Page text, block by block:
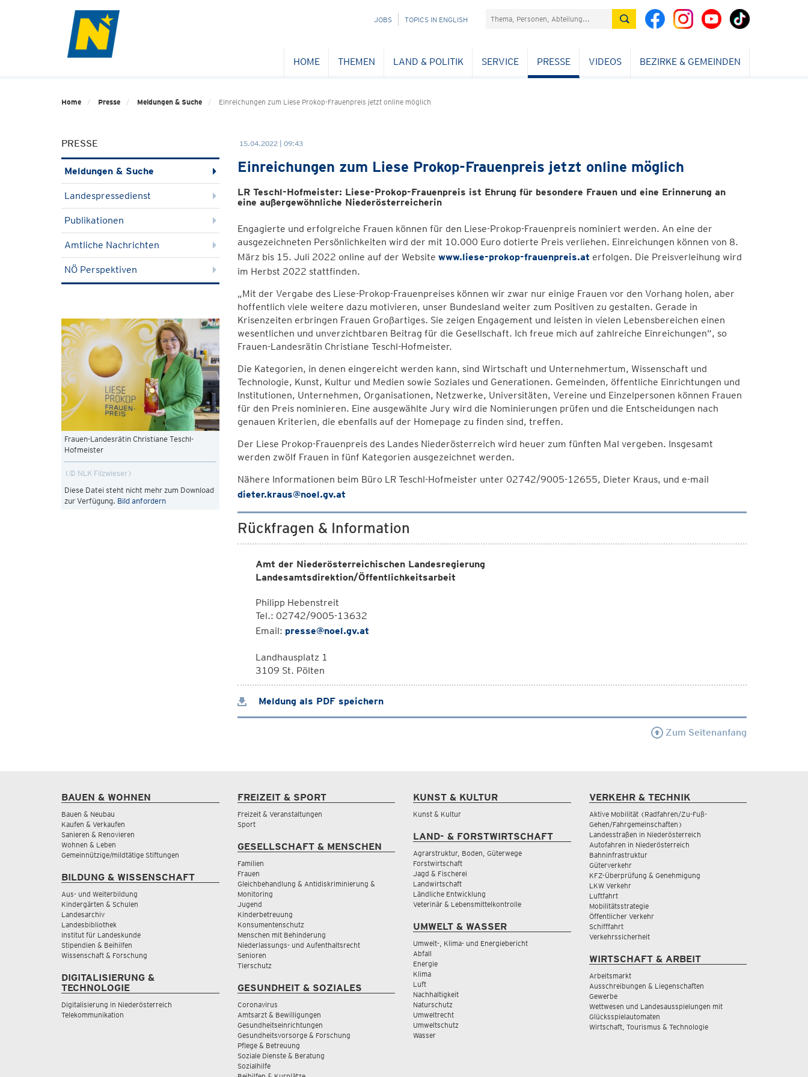
NAVIGATION
JOBS TOPICS IN ENGLISH Suchefeld
HOME THEMEN LAND & POLITIK SERVICE PRESSE VIDEOS BEZIRKE & GEMEINDEN
Home Presse Meldungen & Suche Einreichungen zum Liese Prokop-Frauenpreis jetzt online möglich
PRESSE
Meldungen & Suche
Landespressedienst
Publikationen
Amtliche Nachrichten
NÖ Perspektiven
Frauen-Landesrätin Christiane Teschl-
Hofmeister
© NLK Filzwieser
Diese Datei steht nicht mehr zum Download
zur Verfügung. Bild anfordern
15.04.2022 | 09:43
Einreichungen zum Liese Prokop-Frauenpreis jetzt online möglich
LR Teschl-Hofmeister: Liese-Prokop-Frauenpreis ist Ehrung für besondere Frauen und eine Erinnerung an
eine außergewöhnliche Niederösterreicherin
Engagierte und erfolgreiche Frauen können für den Liese-Prokop-Frauenpreis nominiert werden. An eine der
ausgezeichneten Persönlichkeiten wird der mit 10.000 Euro dotierte Preis verliehen. Einreichungen können von 8.
März bis 15. Juli 2022 online auf der Website www.liese-prokop-frauenpreis.at erfolgen. Die Preisverleihung wird
im Herbst 2022 stattfinden.
„Mit der Vergabe des Liese-Prokop-Frauenpreises können wir zwar nur einige Frauen vor den Vorhang holen, aber
hoffentlich viele weitere dazu motivieren, unser Bundesland weiter zum Positiven zu gestalten. Gerade in
Krisenzeiten erbringen Frauen Großartiges. Sie zeigen Engagement und leisten in vielen Lebensbereichen einen
wesentlichen und unverzichtbaren Beitrag für die Gesellschaft. Ich freue mich auf zahlreiche Einreichungen“, so
Frauen-Landesrätin Christiane Teschl-Hofmeister.
Die Kategorien, in denen eingereicht werden kann, sind Wirtschaft und Unternehmertum, Wissenschaft und
Technologie, Kunst, Kultur und Medien sowie Soziales und Generationen. Gemeinden, öffentliche Einrichtungen und
Institutionen, Unternehmen, Organisationen, Netzwerke, Universitäten, Vereine und Einzelpersonen können Frauen
für den Preis nominieren. Eine ausgewählte Jury wird die Nominierungen prüfen und die Entscheidungen nach
genauen Kriterien, die ebenfalls auf der Homepage zu finden sind, treffen.
Der Liese Prokop-Frauenpreis des Landes Niederösterreich wird heuer zum fünften Mal vergeben. Insgesamt
werden zwölf Frauen in fünf Kategorien ausgezeichnet werden.
Nähere Informationen beim Büro LR Teschl-Hofmeister unter 02742/9005-12655, Dieter Kraus, und e-mail
dieter.kraus@noel.gv.at
Rückfragen & Information
Amt der Niederösterreichischen Landesregierung
Landesamtsdirektion/Öffentlichkeitsarbeit
Philipp Hebenstreit
Tel.: 02742/9005-13632
Email: presse@noel.gv.at
Landhausplatz 1
3109 St. Pölten
Meldung als PDF speichern
Zum Seitenanfang
BAUEN & WOHNEN
Bauen & Neubau
Kaufen & Verkaufen
Sanieren & Renovieren
Wohnen & Leben
Gemeinnützige/mildtätige Stiftungen
BILDUNG & WISSENSCHAFT
Aus- und Weiterbildung
Kindergärten & Schulen
Landesarchiv
Landesbibliothek
Institut für Landeskunde
Stipendien & Beihilfen
Wissenschaft & Forschung
DIGITALISIERUNG &
TECHNOLOGIE
Digitalisierung in Niederösterreich
Telekommunikation
FREIZEIT & SPORT
Freizeit & Veranstaltungen
Sport
GESELLSCHAFT & MENSCHEN
Familien
Frauen
Gleichbehandlung & Antidiskriminierung &
Monitoring
Jugend
Kinderbetreuung
Konsumentenschutz
Menschen mit Behinderung
Niederlassungs- und Aufenthaltsrecht
Senioren
Tierschutz
GESUNDHEIT & SOZIALES
Coronavirus
Amtsarzt & Bewilligungen
Gesundheitseinrichtungen
Gesundheitsvorsorge & Forschung
Pflege & Betreuung
Soziale Dienste & Beratung
Sozialhilfe
KUNST & KULTUR
Kunst & Kultur
LAND- & FORSTWIRTSCHAFT
Agrarstruktur, Boden, Güterwege
Forstwirtschaft
Jagd & Fischerei
Landwirtschaft
Ländliche Entwicklung
Veterinär & Lebensmittelkontrolle
UMWELT & WASSER
Umwelt-, Klima- und Energiebericht
Abfall
Energie
Klima
Luft
Nachhaltigkeit
Naturschutz
Umweltrecht
Umweltschutz
Wasser
VERKEHR & TECHNIK
Aktive Mobilität (Radfahren/Zu-Fuß-
Gehen/Fahrgemeinschaften)
Landesstraßen in Niederösterreich
Autofahren in Niederösterreich
Bahninfrastruktur
Güterverkehr
KFZ-Überprüfung & Genehmigung
LKW Verkehr
Luftfahrt
Mobilitätsstrategie
Öffentlicher Verkehr
Schifffahrt
Verkehrssicherheit
WIRTSCHAFT & ARBEIT
Arbeitsmarkt
Ausschreibungen & Liegenschaften
Gewerbe
Wettwesen und Landesausspielungen mit
Glücksspielautomaten
Wirtschaft, Tourismus & Technologie